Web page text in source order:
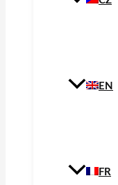
EN
FR